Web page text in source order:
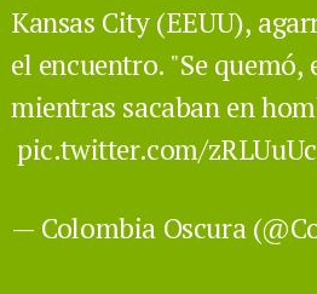
Kansas City (EEUU),
el encuentro. "Se
mientras sacaban en
pic.twitter.com/
— Colombia Oscura